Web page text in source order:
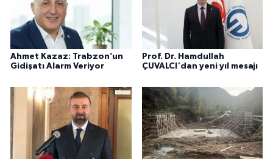
Ahmet Kazaz: Trabzon’un
Gidişatı Alarm Veriyor
Prof. Dr. Hamdullah
ÇUVALCI'dan yeni yıl mesajı